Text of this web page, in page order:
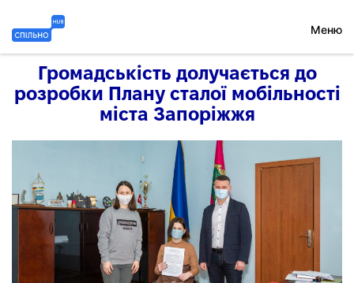
вмісту
Спільно
Меню
Громадськість долучається до
розробки Плану сталої мобільності
міста Запоріжжя